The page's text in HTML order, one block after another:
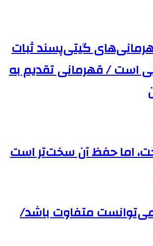
گیتی‌پسند ثبات
است / قهرمانی تقدیم به
اما حفظ آن سخت‌تر است
متفاوت باشد/